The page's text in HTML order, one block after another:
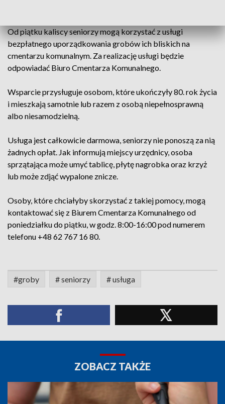
Od piątku kaliscy seniorzy mogą korzystać z usługi
bezpłatnego uporządkowania grobów ich bliskich na
cmentarzu komunalnym. Za realizację usługi będzie
odpowiadać Biuro Cmentarza Komunalnego.
Wsparcie przysługuje osobom, które ukończyły 80. rok życia
i mieszkają samotnie lub razem z osobą niepełnosprawną
albo niesamodzielną.
Usługa jest całkowicie darmowa, seniorzy nie ponoszą za nią
żadnych opłat. Jak informują miejscy urzędnicy, osoba
sprzątająca może umyć tablicę, płytę nagrobka oraz krzyż
lub może zdjąć wypalone znicze.
Osoby, które chciałyby skorzystać z takiej pomocy, mogą
kontaktować się z Biurem Cmentarza Komunalnego od
poniedziałku do piątku, w godz. 8:00-16:00 pod numerem
telefonu +48 62 767 16 80.
#groby # seniorzy # usługa
ZOBACZ TAKŻE